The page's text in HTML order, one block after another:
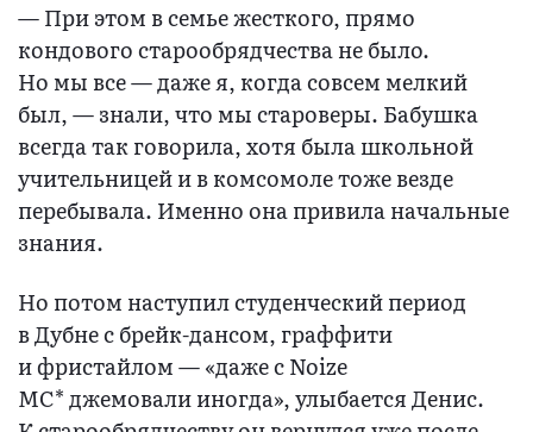
— При этом в семье жесткого, прямо
кондового старообрядчества не было.
Но мы все — даже я, когда совсем мелкий
был, — знали, что мы староверы. Бабушка
всегда так говорила, хотя была школьной
учительницей и в комсомоле тоже везде
перебывала. Именно она привила начальные
знания.
Но потом наступил студенческий период
в Дубне с брейк-дансом, граффити
и фристайлом — «даже с Noize
MC* джемовали иногда», улыбается Денис.